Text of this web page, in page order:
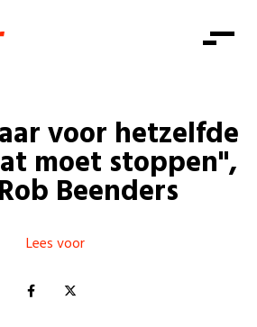
Zorg
Gelijke kansen
Pensioenen
Onze mensen
Standpunten
Doe mee
Doe mee
Word lid
Mis niets
Shop
Doe mee
voor hetzelfde
moet stoppen",
Beenders
Lees voor